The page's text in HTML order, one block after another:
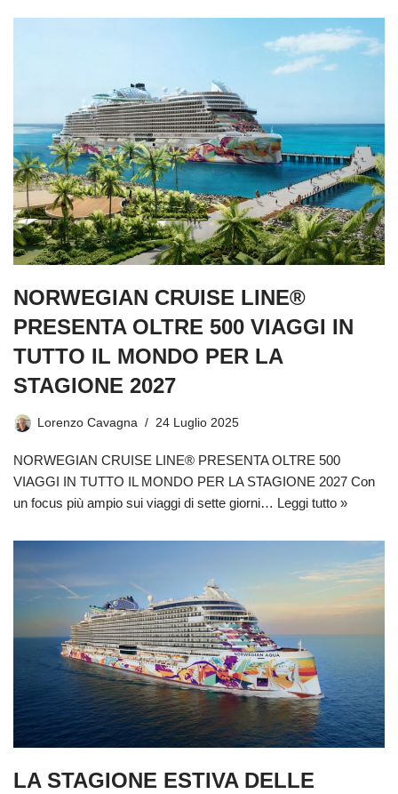
NORWEGIAN CRUISE LINE®
PRESENTA OLTRE 500 VIAGGI IN
TUTTO IL MONDO PER LA
STAGIONE 2027
Lorenzo Cavagna 24 Luglio 2025
NORWEGIAN CRUISE LINE® PRESENTA OLTRE 500
VIAGGI IN TUTTO IL MONDO PER LA STAGIONE 2027 Con
un focus più ampio sui viaggi di sette giorni… Leggi tutto »
LA STAGIONE ESTIVA DELLE